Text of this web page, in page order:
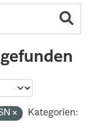
Kategorien: